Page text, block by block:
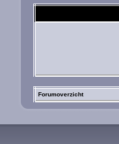
Forumoverzicht